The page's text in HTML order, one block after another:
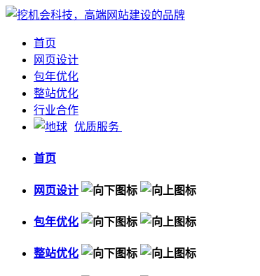
首页
网页设计
包年优化
整站优化
行业合作
优质服务
首页
网页设计
包年优化
整站优化